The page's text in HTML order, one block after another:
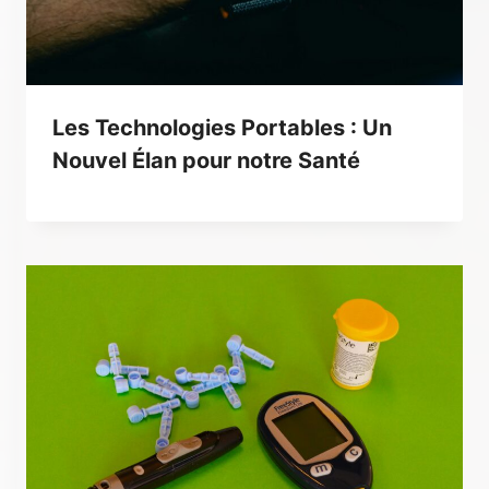
Les Technologies Portables : Un
Nouvel Élan pour notre Santé